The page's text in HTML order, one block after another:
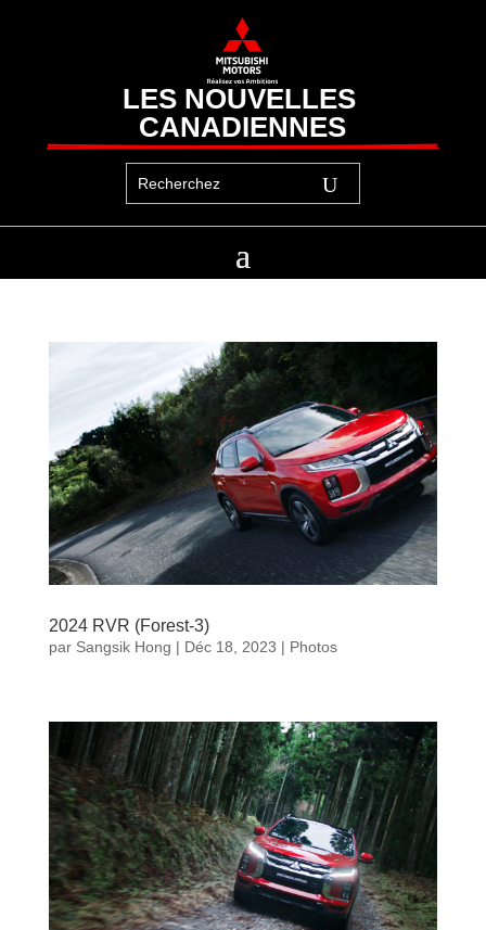
LES NOUVELLES
CANADIENNES
2024 RVR (Forest-3)
par Sangsik Hong | Déc 18, 2023 | Photos